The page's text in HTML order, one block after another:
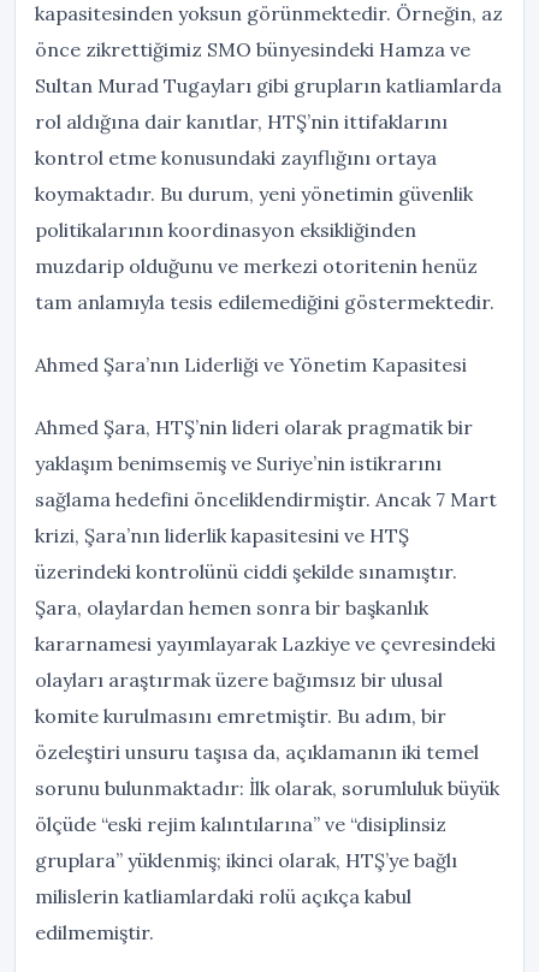
kapasitesinden yoksun görünmektedir. Örneğin, az
önce zikrettiğimiz SMO bünyesindeki Hamza ve
Sultan Murad Tugayları gibi grupların katliamlarda
rol aldığına dair kanıtlar, HTŞ’nin ittifaklarını
kontrol etme konusundaki zayıflığını ortaya
koymaktadır. Bu durum, yeni yönetimin güvenlik
politikalarının koordinasyon eksikliğinden
muzdarip olduğunu ve merkezi otoritenin henüz
tam anlamıyla tesis edilemediğini göstermektedir.
Ahmed Şara’nın Liderliği ve Yönetim Kapasitesi
Ahmed Şara, HTŞ’nin lideri olarak pragmatik bir
yaklaşım benimsemiş ve Suriye’nin istikrarını
sağlama hedefini önceliklendirmiştir. Ancak 7 Mart
krizi, Şara’nın liderlik kapasitesini ve HTŞ
üzerindeki kontrolünü ciddi şekilde sınamıştır.
Şara, olaylardan hemen sonra bir başkanlık
kararnamesi yayımlayarak Lazkiye ve çevresindeki
olayları araştırmak üzere bağımsız bir ulusal
komite kurulmasını emretmiştir. Bu adım, bir
özeleştiri unsuru taşısa da, açıklamanın iki temel
sorunu bulunmaktadır: İlk olarak, sorumluluk büyük
ölçüde “eski rejim kalıntılarına” ve “disiplinsiz
gruplara” yüklenmiş; ikinci olarak, HTŞ’ye bağlı
milislerin katliamlardaki rolü açıkça kabul
edilmemiştir.